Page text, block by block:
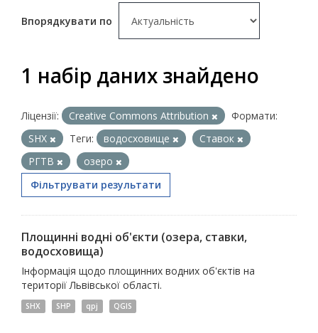
Впорядкувати по
1 набір даних знайдено
Ліцензії: Creative Commons Attribution
Формати:
SHX
Теги: водосховище
Ставок
РГТВ
озеро
Фільтрувати результати
Площинні водні об'єкти (озера, ставки,
водосховища)
Інформація щодо площинних водних об'єктів на
території Львівської області.
SHX SHP qpj QGIS